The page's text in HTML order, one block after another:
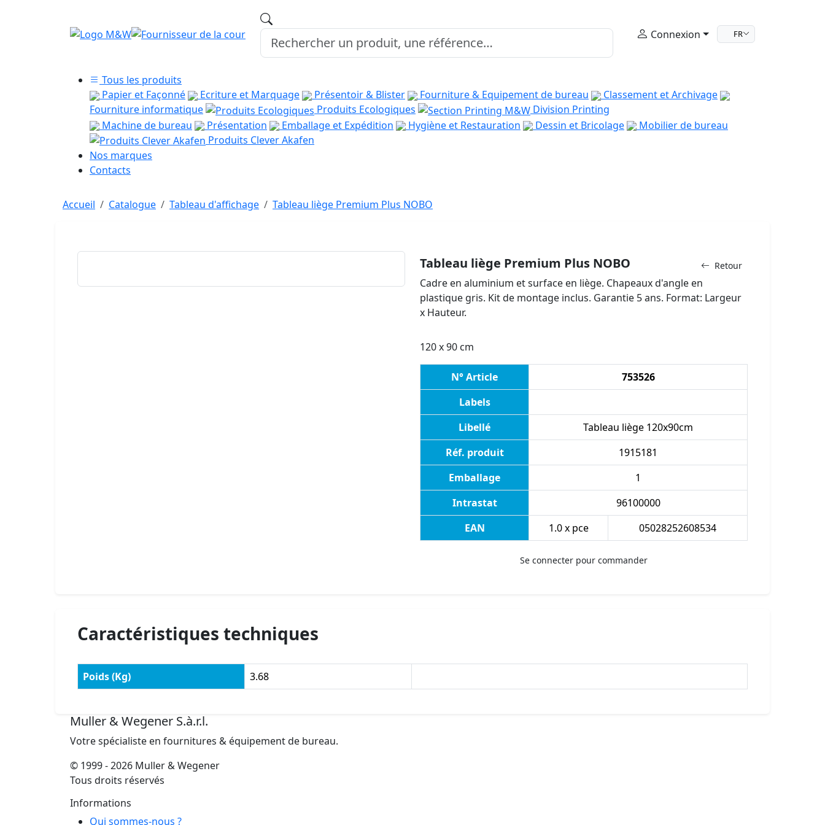
Connexion FR
Tous les produits
Papier et Façonné
Ecriture et Marquage Présentoir & Blister Fourniture & Equipement de bureau
Classement et Archivage
Fourniture informatique
Produits Ecologiques
Division Printing
Machine de bureau
Présentation Emballage et Expédition Hygiène et Restauration Dessin et Bricolage
Mobilier de bureau
Produits Clever Akafen
Nos marques
Contacts
Accueil Catalogue Tableau d'affichage Tableau liège Premium Plus NOBO
Retour
Tableau liège Premium Plus NOBO
Cadre en aluminium et surface en liège. Chapeaux d'angle en
plastique gris. Kit de montage inclus. Garantie 5 ans. Format: Largeur
x Hauteur.
120 x 90 cm
N° Article
753526
Labels
Libellé
Tableau liège 120x90cm
Réf. produit
1915181
Emballage
1
Intrastat
96100000
EAN
1.0 x pce 05028252608534
Se connecter pour commander
Caractéristiques techniques
Poids (Kg) 3.68
Muller & Wegener S.à.r.l.
Votre spécialiste en fournitures & équipement de bureau.
© 1999 - 2026 Muller & Wegener
Tous droits réservés
Informations
Qui sommes-nous ?